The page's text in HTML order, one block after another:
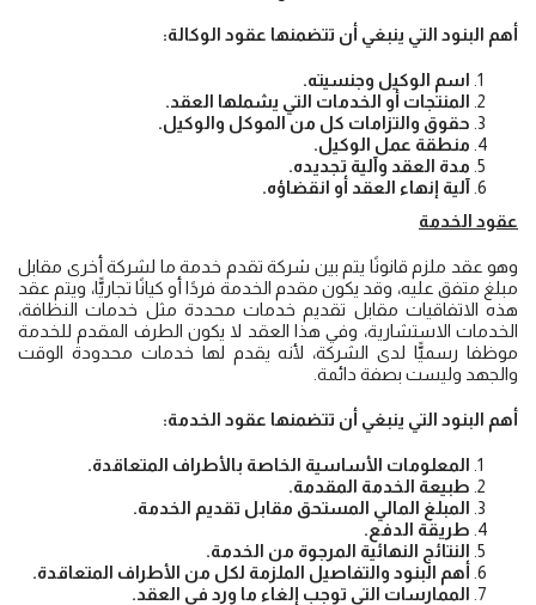
أهم البنود التي ينبغي أن تتضمنها عقود الوكالة:
اسم الوكيل وجنسيته.
المنتجات أو الخدمات التي يشملها العقد.
حقوق والتزامات كل من الموكل والوكيل.
منطقة عمل الوكيل.
مدة العقد وآلية تجديده.
آلية إنهاء العقد أو انقضاؤه.
عقود الخدمة
وهو عقد ملزم قانونًا يتم بين شركة تقدم خدمة ما لشركة أخرى مقابل
مبلغ متفق عليه، وقد يكون مقدم الخدمة فردًا أو كيانًا تجاريًّا، ويتم عقد
هذه الاتفاقيات مقابل تقديم خدمات محددة مثل خدمات النظافة،
الخدمات الاستشارية، وفي هذا العقد لا يكون الطرف المقدم للخدمة
موظفا رسميًّا لدى الشركة، لأنه يقدم لها خدمات محدودة الوقت
والجهد وليست بصفة دائمة.
أهم البنود التي ينبغي أن تتضمنها عقود الخدمة:
المعلومات الأساسية الخاصة بالأطراف المتعاقدة.
طبيعة الخدمة المقدمة.
المبلغ المالي المستحق مقابل تقديم الخدمة.
طريقة الدفع.
النتائج النهائية المرجوة من الخدمة.
أهم البنود والتفاصيل الملزمة لكل من الأطراف المتعاقدة.
الممارسات التي توجب إلغاء ما ورد في العقد.